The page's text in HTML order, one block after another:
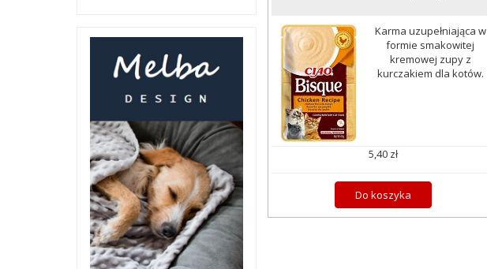
Karma uzupełniająca w
formie smakowitej
kremowej zupy z
kurczakiem dla kotów.
5,40 zł
Do koszyka